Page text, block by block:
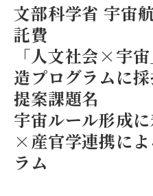
文部科学省 宇宙
託費
「人文社会×宇
造プログラムに採
提案課題名
宇宙ルール形成
×産官学連携に
ラム